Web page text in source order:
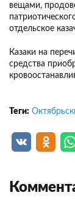
вещами,
отдельское
Казаки на
средства
Теги: